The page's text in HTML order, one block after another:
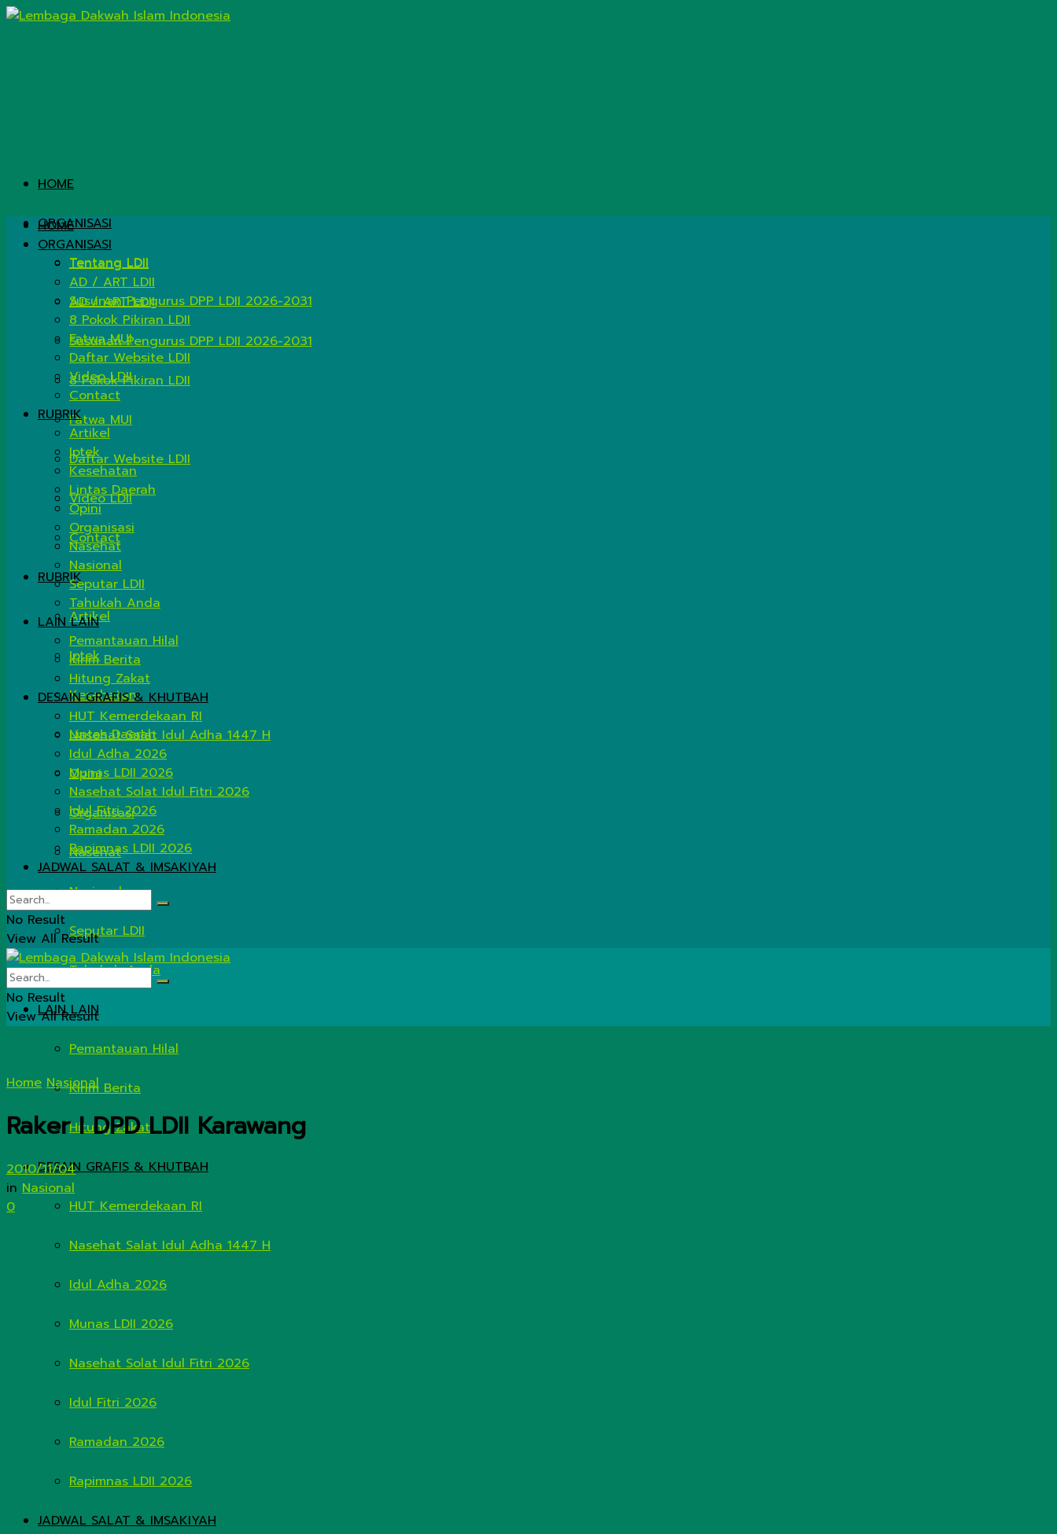
HOME
ORGANISASI
Tentang LDII
AD / ART LDII
Susunan Pengurus DPP LDII 2026-2031
8 Pokok Pikiran LDII
Fatwa MUI
Daftar Website LDII
Video LDII
Contact
RUBRIK
Artikel
Iptek
Kesehatan
Lintas Daerah
Opini
Organisasi
Nasehat
Nasional
Seputar LDII
Tahukah Anda
LAIN LAIN
Pemantauan Hilal
Kirim Berita
Hitung Zakat
DESAIN GRAFIS & KHUTBAH
HUT Kemerdekaan RI
Nasehat Salat Idul Adha 1447 H
Idul Adha 2026
Munas LDII 2026
Nasehat Solat Idul Fitri 2026
Idul Fitri 2026
Ramadan 2026
Rapimnas LDII 2026
JADWAL SALAT & IMSAKIYAH
HOME
ORGANISASI
Tentang LDII
AD / ART LDII
Susunan Pengurus DPP LDII 2026-2031
8 Pokok Pikiran LDII
Fatwa MUI
Daftar Website LDII
Video LDII
Contact
RUBRIK
Artikel
Iptek
Kesehatan
Lintas Daerah
Opini
Organisasi
Nasehat
Nasional
Seputar LDII
Tahukah Anda
LAIN LAIN
Pemantauan Hilal
Kirim Berita
Hitung Zakat
DESAIN GRAFIS & KHUTBAH
HUT Kemerdekaan RI
Nasehat Salat Idul Adha 1447 H
Idul Adha 2026
Munas LDII 2026
Nasehat Solat Idul Fitri 2026
Idul Fitri 2026
Ramadan 2026
Rapimnas LDII 2026
JADWAL SALAT & IMSAKIYAH
No Result
View All Result
No Result
View All Result
Home Nasional
Raker I DPD LDII Karawang
2010/11/04
in Nasional
0